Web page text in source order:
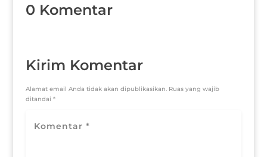
0 Komentar
Kirim Komentar
Alamat email Anda tidak akan dipublikasikan. Ruas yang wajib
ditandai *